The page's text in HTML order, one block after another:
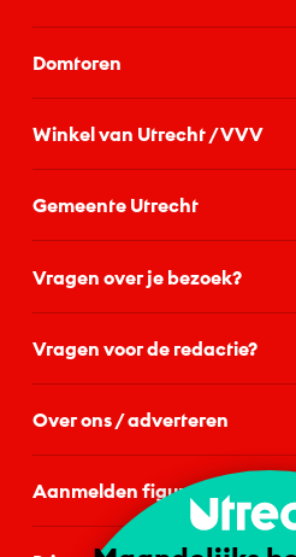
Domtoren
Winkel van Utrecht / VVV
Gemeente Utrecht
Vragen over je bezoek?
Vragen voor de redactie?
Over ons / adverteren
Aanmelden figurant